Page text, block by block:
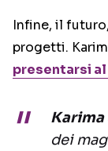
Infine, il
progetti.
presentarsi
Karima
dei